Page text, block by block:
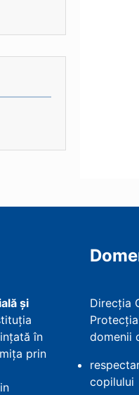
şi
în
prin
Direcția
domenii
copilului